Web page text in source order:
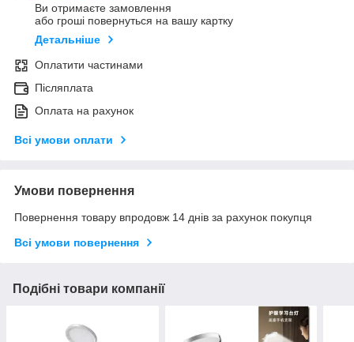
Ви отримаєте замовлення
або гроші повернуться на вашу картку
Детальніше
Оплатити частинами
Післяплата
Оплата на рахунок
Всі умови оплати
Умови повернення
Повернення товару впродовж 14 днів за рахунок покупця
Всі умови повернення
Подібні товари компанії